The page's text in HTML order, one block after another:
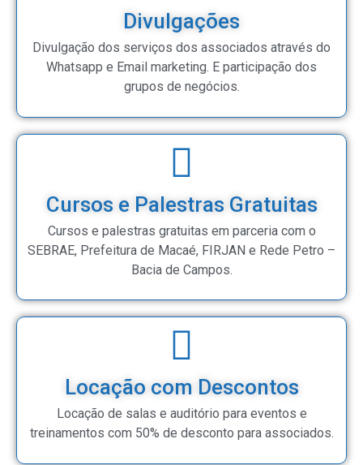
Divulgações
Divulgação dos serviços dos associados através do
Whatsapp e Email marketing. E participação dos
grupos de negócios.
Cursos e Palestras Gratuitas
Cursos e palestras gratuitas em parceria com o
SEBRAE, Prefeitura de Macaé, FIRJAN e Rede Petro –
Bacia de Campos.
Locação com Descontos
Locação de salas e auditório para eventos e
treinamentos com 50% de desconto para associados.